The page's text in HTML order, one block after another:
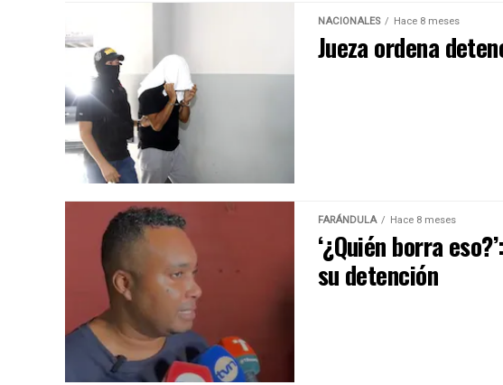
NACIONALES Hace 8 meses
Jueza ordena
FARÁNDULA Hace 8 meses
‘¿Quién borra
su detención